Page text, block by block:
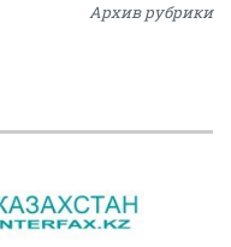
Архив рубрики